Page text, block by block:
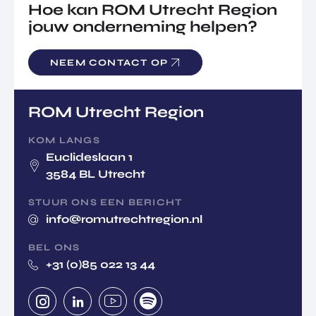
Hoe kan ROM Utrecht Region
jouw onderneming helpen?
NEEM CONTACT OP
ROM Utrecht Region
KOM LANGS
Euclideslaan 1
3584 BL Utrecht
STUUR ONS EEN BERICHT
info@romutrechtregion.nl
BEL ONS
+31 (0)85 022 13 44